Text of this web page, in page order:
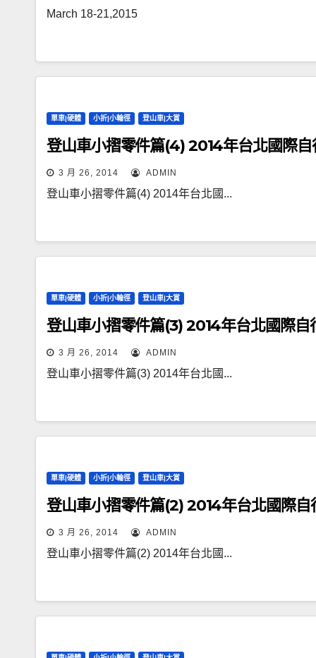
March 18-21,2015
單車|硬體 小折|小輪徑 登山車|大賞
登山車小摺零件篇(4) 2014年台北國際自
3 月 26, 2014 ADMIN
登山車小摺零件篇(4) 2014年台北國...
單車|硬體 小折|小輪徑 登山車|大賞
登山車小摺零件篇(3) 2014年台北國際自
3 月 26, 2014 ADMIN
登山車小摺零件篇(3) 2014年台北國...
單車|硬體 小折|小輪徑 登山車|大賞
登山車小摺零件篇(2) 2014年台北國際自
3 月 26, 2014 ADMIN
登山車小摺零件篇(2) 2014年台北國...